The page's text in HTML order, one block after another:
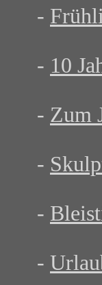
-
- 10
- Zum
-
-
-